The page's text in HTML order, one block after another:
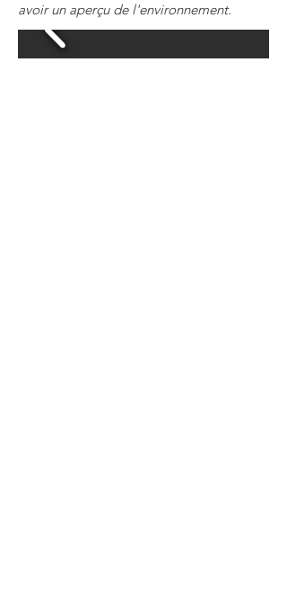
avoir un aperçu de l'environnement.